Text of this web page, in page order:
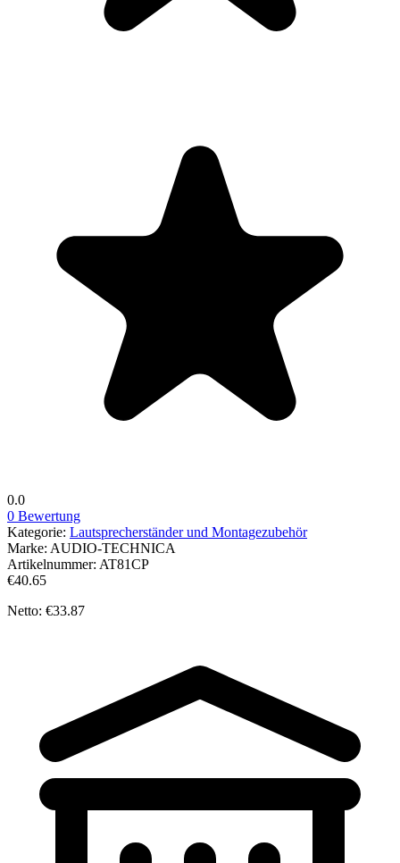
0.0
0 Bewertung
Kategorie: Lautsprecherständer und Montagezubehör
Marke: AUDIO-TECHNICA
Artikelnummer: AT81CP
€40.65
Netto: €33.87